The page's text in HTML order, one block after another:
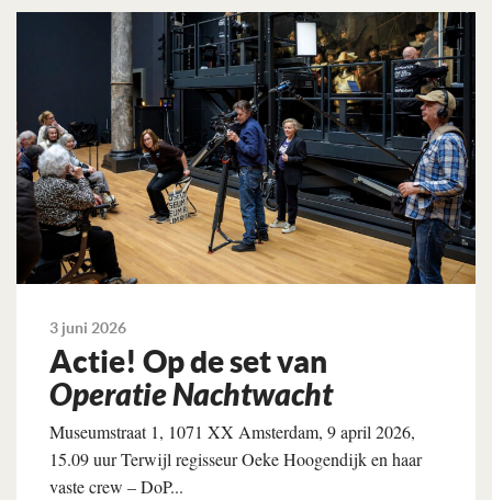
Lees verder
3 juni 2026
Actie! Op de set van
Operatie Nachtwacht
Museumstraat 1, 1071 XX Amsterdam, 9 april 2026,
15.09 uur Terwijl regisseur Oeke Hoogendijk en haar
vaste crew – DoP...